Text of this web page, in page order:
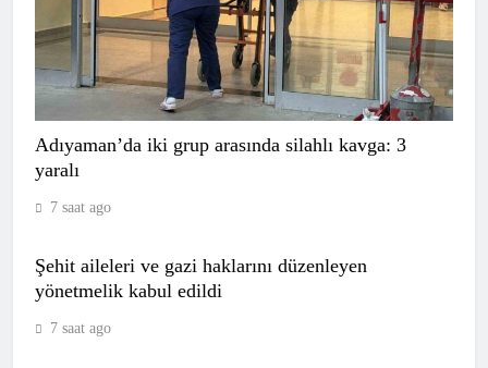
Adıyaman’da iki grup arasında silahlı kavga: 3
yaralı
7 saat ago
Şehit aileleri ve gazi haklarını düzenleyen
yönetmelik kabul edildi
7 saat ago
CANLI | Bodrum FK – Bursaspor
Canlı Maç Anlatımı